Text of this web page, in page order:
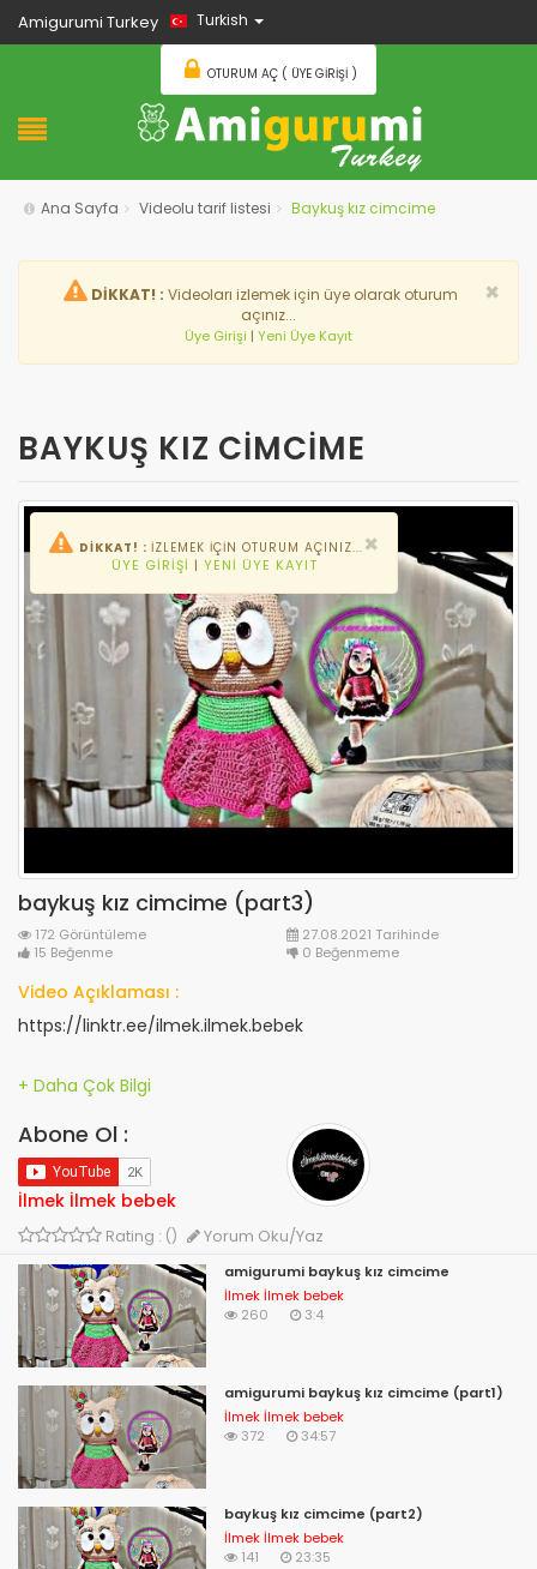
Amigurumi Turkey Turkish
OTURUM AÇ ( ÜYE GIRIŞI )
Ana Sayfa Videolu tarif listesi Baykuş kız cimcime
×
DİKKAT! : Videoları izlemek için üye olarak oturum
açınız...
Üye Girişi | Yeni Üye Kayıt
BAYKUŞ KIZ CIMCIME
×
DİKKAT! : İZLEMEK IÇIN OTURUM AÇINIZ...
ÜYE GIRIŞI | YENI ÜYE KAYIT
baykuş kız cimcime (part3)
172 Görüntüleme
27.08.2021 Tarihinde
15 Beğenme
0 Beğenmeme
Video Açıklaması :
https://linktr.ee/ilmek.ilmek.bebek
#amigurumidoll #amigurumibabydoll #amigurumibaby
#amigurumi #doll #amigurumibaykuş
#amigurumibaykuşkız #baykuşkız
Abone Ol :
İlmek İlmek bebek
Rating : () Yorum Oku/Yaz
amigurumi baykuş kız cimcime
İlmek İlmek bebek
260
3:4
amigurumi baykuş kız cimcime (part1)
İlmek İlmek bebek
372
34:57
baykuş kız cimcime (part2)
İlmek İlmek bebek
141
23:35